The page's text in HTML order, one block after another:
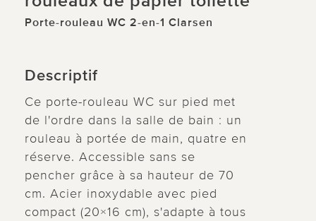
Porte-rouleau WC 2-en-1 Clarsen
Descriptif
Ce porte-rouleau WC sur pied met
de l'ordre dans la salle de bain : un
rouleau à portée de main, quatre en
réserve. Accessible sans se
pencher grâce à sa hauteur de 70
cm. Acier inoxydable avec pied
compact (20×16 cm), s'adapte à tous